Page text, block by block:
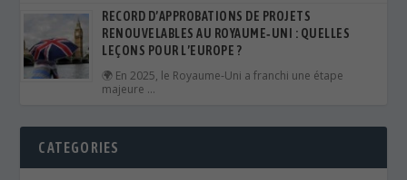
RECORD D’APPROBATIONS DE PROJETS
RENOUVELABLES AU ROYAUME‑UNI : QUELLES
LEÇONS POUR L’EUROPE ?
🌍 En 2025, le Royaume‑Uni a franchi une étape
majeure …
CATEGORIES